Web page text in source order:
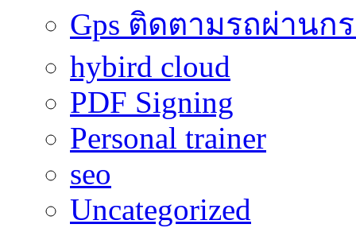
Gps ติดตามรถผ่านก
hybird cloud
PDF Signing
Personal trainer
seo
Uncategorized